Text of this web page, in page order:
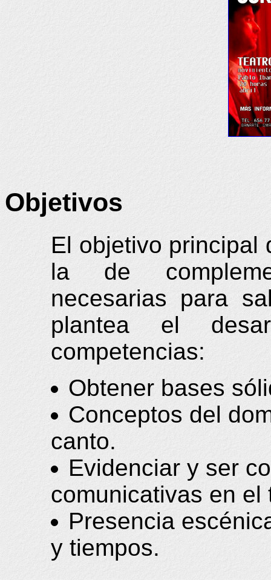
Objetivos
El objetivo principal
la de
necesarias para
plantea el
competencias:
Obtener bases
Conceptos del
canto.
Evidenciar y ser
comunicativas en el
Presencia
y tiempos.